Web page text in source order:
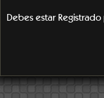
Debes estar